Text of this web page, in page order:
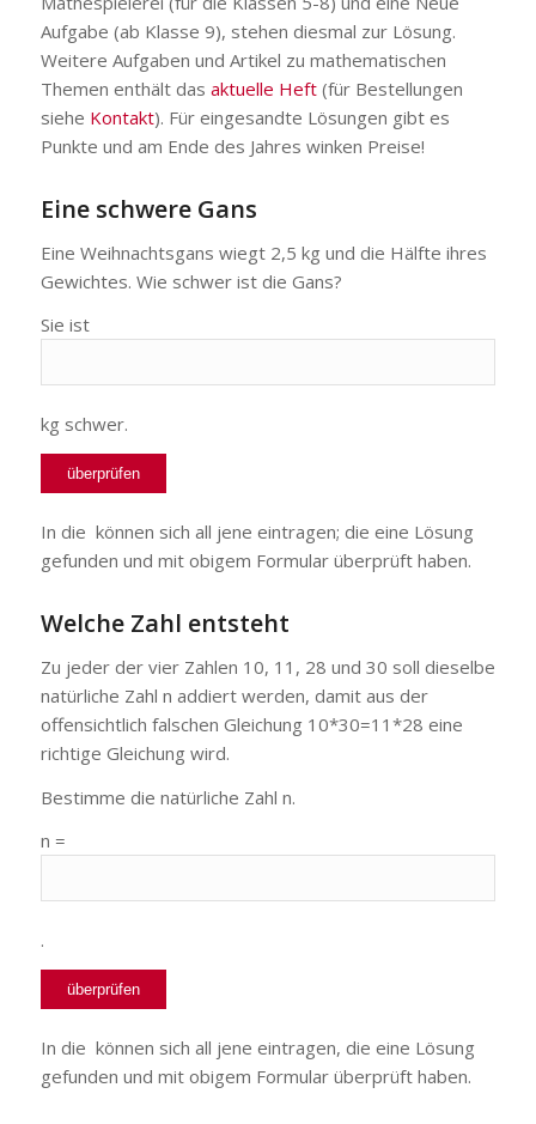
Aufgabe (ab Klasse 9), stehen diesmal zur Lösung.
Weitere Aufgaben und Artikel zu mathematischen
Themen enthält das aktuelle Heft(für Bestellungen
siehe Kontakt). Für eingesandte Lösungen gibt es
Punkte und am Ende des Jahres winken Preise!
Eine schwere Gans
Eine Weihnachtsgans wiegt 2,5 kg und die Hälfte ihres
Gewichtes. Wie schwer ist die Gans?
Sie ist
kg schwer.
In die können sich all jene eintragen; die eine Lösung
gefunden und mit obigem Formular überprüft haben.
Welche Zahl entsteht
Zu jeder der vier Zahlen 10, 11, 28 und 30 soll dieselbe
natürliche Zahl n addiert werden, damit aus der
offensichtlich falschen Gleichung 10*30=11*28 eine
richtige Gleichung wird.
Bestimme die natürliche Zahl n.
n =
.
In die können sich all jene eintragen, die eine Lösung
gefunden und mit obigem Formular überprüft haben.